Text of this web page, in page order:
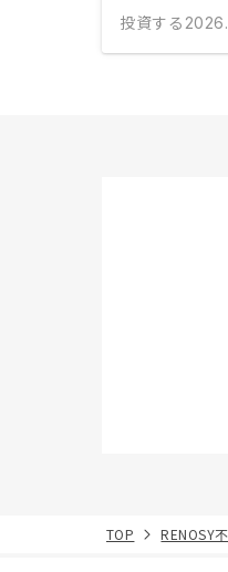
投資する
TOP RENOSY